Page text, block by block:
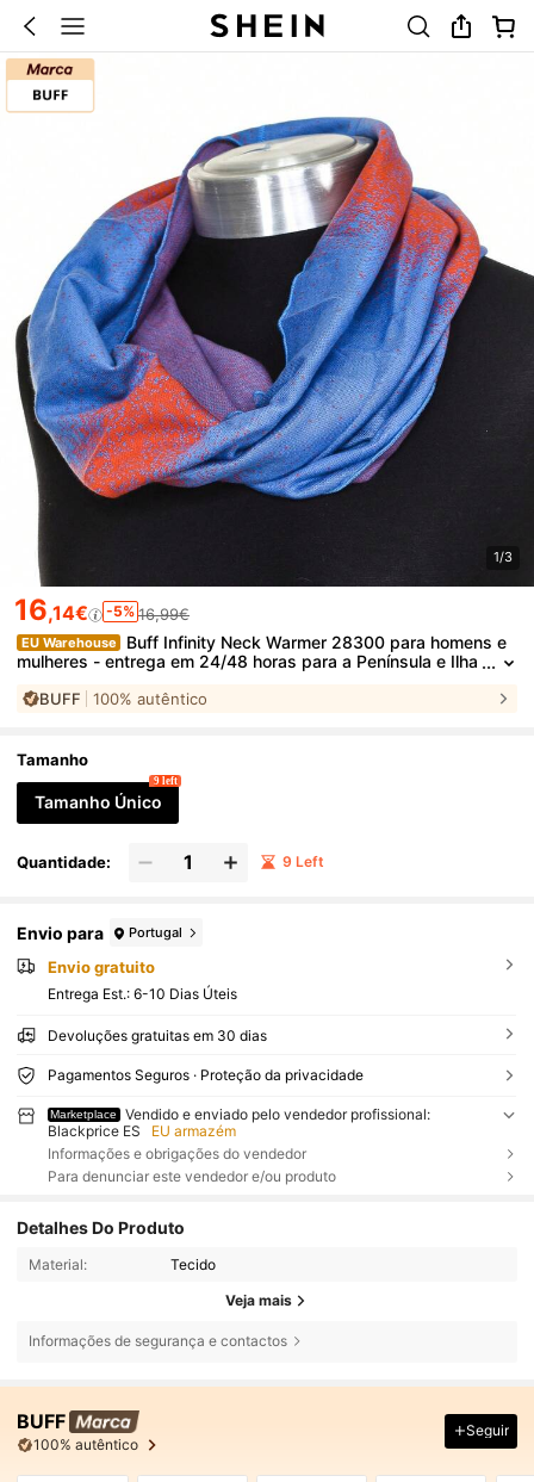
1/3
16,14€ -5% 16,99€
EU Warehouse
Buff Infinity Neck Warmer 28300 para homens e
mulheres - entrega em 24/48 horas para a Península e Ilha
BUFF 100% autêntico
Tamanho
Tamanho Único
9 left
Quantidade: 9 Left
Envio para Portugal
Envio gratuito
Entrega Est.: 6-10 Dias Úteis
Devoluções gratuitas em 30 dias
Pagamentos Seguros · Proteção da privacidade
Marketplace
Vendido e enviado pelo vendedor profissional:
Blackprice ES
EU armazém
Informações e obrigações do vendedor
Para denunciar este vendedor e/ou produto
Detalhes Do Produto
Material: Tecido
Veja mais
Informações de segurança e contactos
BUFF
100% autêntico
Seguir